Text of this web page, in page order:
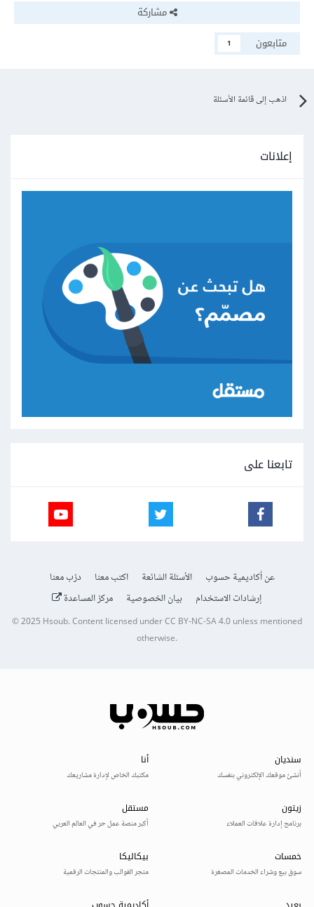
مشاركة
متابعون
1
اذهب إلى قائمة الأسئلة
إعلانات
تابعنا على
عن أكاديمية حسوب الأسئلة الشائعة اكتب معنا
درّب معنا
إرشادات الاستخدام
بيان الخصوصية مركز المساعدة
© 2025Hsoub.Content licensed underCC BY-NC-SA 4.0unless mentioned
otherwise.